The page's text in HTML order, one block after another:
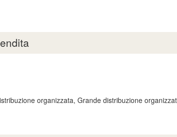
organizzata, Grande distribuzione